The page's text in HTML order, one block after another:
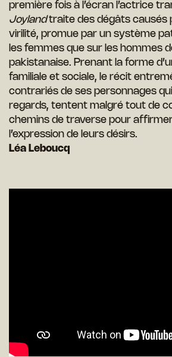
première fois à l’écran l’actrice
Joylandtraite des dégâts causés
virilité, promue par un système
les femmes que sur les hommes
pakistanaise. Prenant la forme
familiale et sociale, le récit
contrariés de ses personnages
regards, tentent malgré tout de
chemins de traverse pour
l’expression de leurs désirs.
Léa Leboucq